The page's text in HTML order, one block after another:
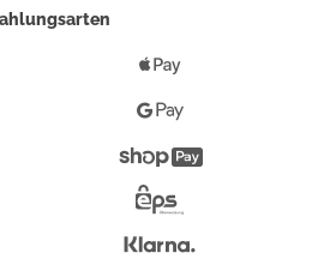
Pay
Google
Pay
Überweisung